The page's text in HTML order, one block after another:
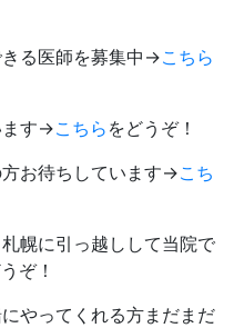
る医師を募集中→こちら
ます→こちら をどうぞ！
お待ちしています→こち
幌に引っ越しして当院で
ぞ！
やってくれる方まだまだ